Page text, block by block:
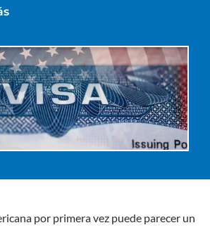
por primera vez puede parecer un